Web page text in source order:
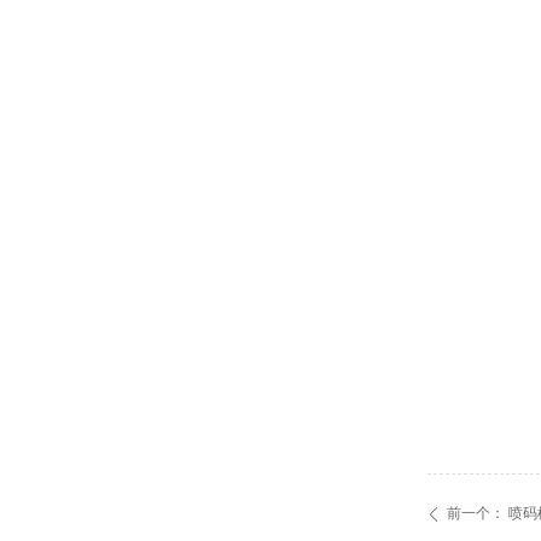
ꄴ 前一个： 喷码